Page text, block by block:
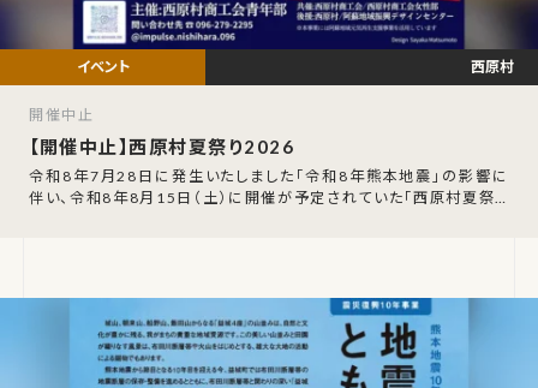
【開催中止】西原村夏祭り2026
令和8年7月28日に発生いたしました「令和8年熊本地震」の影響に
伴い、令和8年8月15日（土）に開催が予定されていた「西原村夏祭り
西原村
開催中止